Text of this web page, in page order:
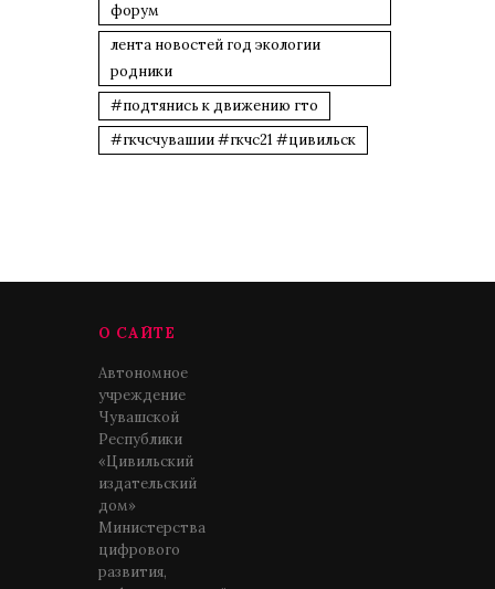
форум
лента новостей год экологии
родники
#подтянись к движению гто
#гкчсчувашии #гкчс21 #цивильск
О САЙТЕ
Автономное
учреждение
Чувашской
Республики
«Цивильский
издательский
дом»
Министерства
цифрового
развития,